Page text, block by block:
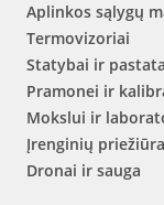
Aplinkos sąlygų
Termovizoriai
Statybai ir
Pramonei ir
Mokslui ir
Įrenginių
Dronai ir sauga